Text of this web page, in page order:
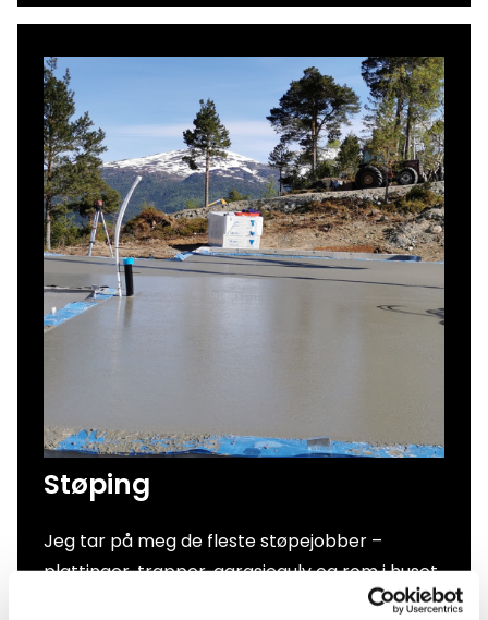
Støping
Jeg tar på meg de fleste støpejobber –
plattinger, trapper, garasjegulv og rom i huset.
Et godt utført støpearbeid gir både styrke og